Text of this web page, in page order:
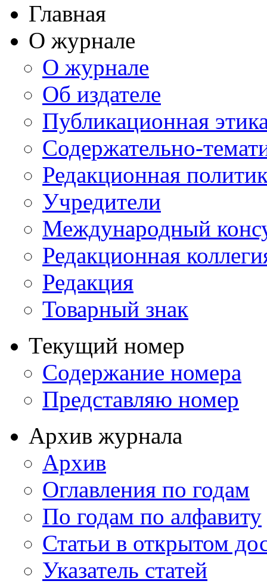
Главная
О журнале
О журнале
Об издателе
Публикационная
Содержательно-
Редакционная
Учредители
Международный
Редакционная
Редакция
Товарный знак
Текущий номер
Содержание номера
Представляю номер
Архив журнала
Архив
Оглавления по годам
По годам по алфавиту
Статьи в открытом
Указатель статей